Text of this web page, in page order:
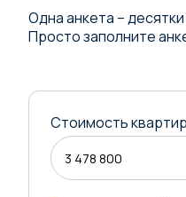
Одна анкета –
Просто заполните
Стоимость